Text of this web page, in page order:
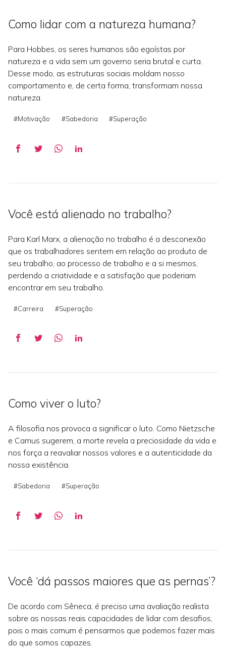
Como lidar com a natureza humana?
Para Hobbes, os seres humanos são egoístas por
natureza e a vida sem um governo seria brutal e curta.
Desse modo, as estruturas sociais moldam nosso
comportamento e, de certa forma, transformam nossa
natureza.
#Motivação #Sabedoria #Superação
Você está alienado no trabalho?
Para Karl Marx, a alienação no trabalho é a desconexão
que os trabalhadores sentem em relação ao produto de
seu trabalho, ao processo de trabalho e a si mesmos,
perdendo a criatividade e a satisfação que poderiam
encontrar em seu trabalho.
#Carreira #Superação
Como viver o luto?
A filosofia nos provoca a significar o luto. Como Nietzsche
e Camus sugerem, a morte revela a preciosidade da vida e
nos força a reavaliar nossos valores e a autenticidade da
nossa existência.
#Sabedoria #Superação
Você ‘dá passos maiores que as pernas’?
De acordo com Sêneca, é preciso uma avaliação realista
sobre as nossas reais capacidades de lidar com desafios,
pois o mais comum é pensarmos que podemos fazer mais
do que somos capazes.